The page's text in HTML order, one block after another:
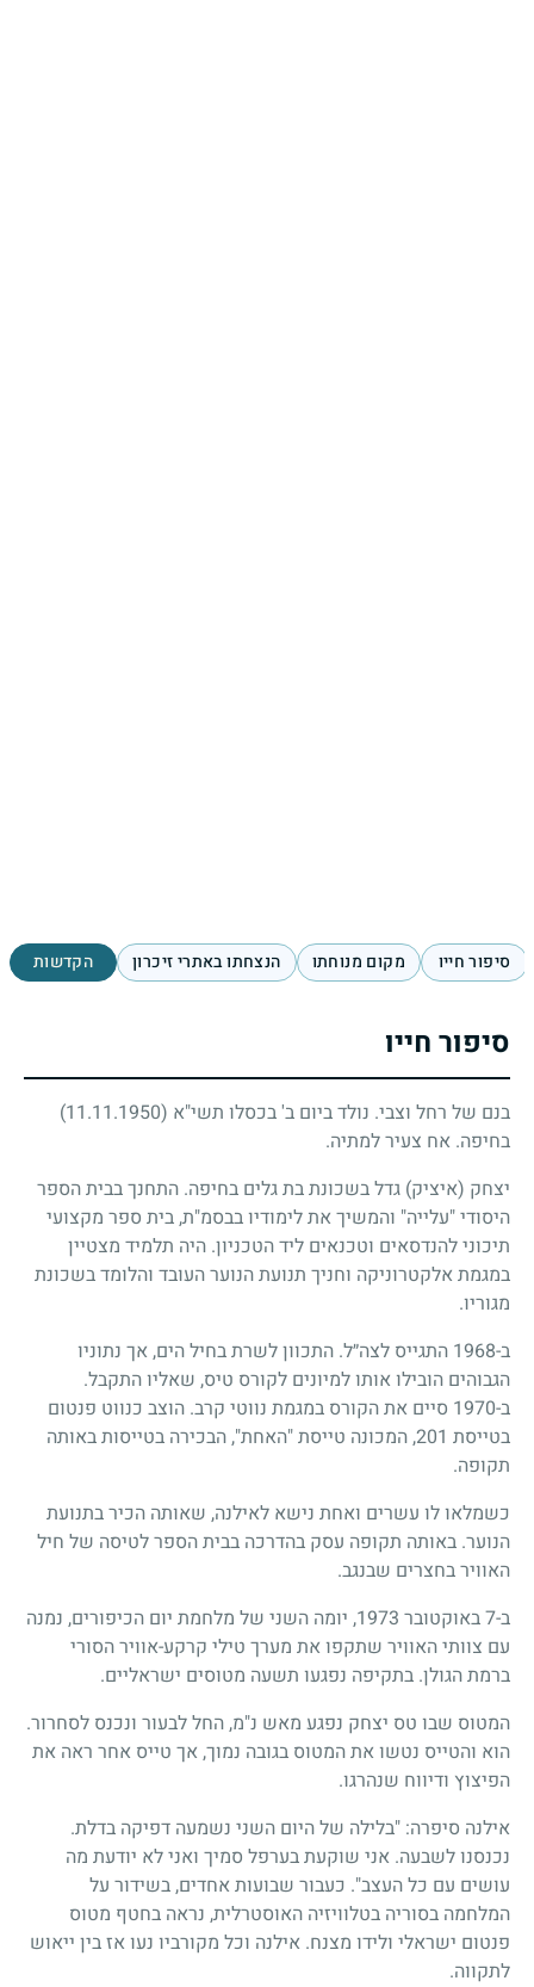
סיפור חייו מקום מנוחתו הנצחתו באתרי זיכרון הקדשות
סיפור חייו
בנם של רחל וצבי. נולד ביום ב' בכסלו תשי"א (11.11.1950)
בחיפה. אח צעיר למתיה.
יצחק (איציק) גדל בשכונת בת גלים בחיפה. התחנך בבית הספר
היסודי "עלייה" והמשיך את לימודיו בבסמ"ת, בית ספר מקצועי
תיכוני להנדסאים וטכנאים ליד הטכניון. היה תלמיד מצטיין
במגמת אלקטרוניקה וחניך תנועת הנוער העובד והלומד בשכונת
מגוריו.
ב-1968 התגייס לצה״ל. התכוון לשרת בחיל הים, אך נתוניו
הגבוהים הובילו אותו למיונים לקורס טיס, שאליו התקבל.
ב-1970 סיים את הקורס במגמת נווטי קרב. הוצב כנווט פנטום
בטייסת 201, המכונה טייסת "האחת", הבכירה בטייסות באותה
תקופה.
כשמלאו לו עשרים ואחת נישא לאילנה, שאותה הכיר בתנועת
הנוער. באותה תקופה עסק בהדרכה בבית הספר לטיסה של חיל
האוויר בחצרים שבנגב.
ב-7 באוקטובר 1973, יומה השני של מלחמת יום הכיפורים, נמנה
עם צוותי האוויר שתקפו את מערך טילי קרקע-אוויר הסורי
ברמת הגולן. בתקיפה נפגעו תשעה מטוסים ישראליים.
המטוס שבו טס יצחק נפגע מאש נ"מ, החל לבעור ונכנס לסחרור.
הוא והטייס נטשו את המטוס בגובה נמוך, אך טייס אחר ראה את
הפיצוץ ודיווח שנהרגו.
אילנה סיפרה: "בלילה של היום השני נשמעה דפיקה בדלת.
נכנסנו לשבעה. אני שוקעת בערפל סמיך ואני לא יודעת מה
עושים עם כל העצב". כעבור שבועות אחדים, בשידור על
המלחמה בסוריה בטלוויזיה האוסטרלית, נראה בחטף מטוס
פנטום ישראלי ולידו מצנח. אילנה וכל מקורביו נעו אז בין ייאוש
לתקווה.